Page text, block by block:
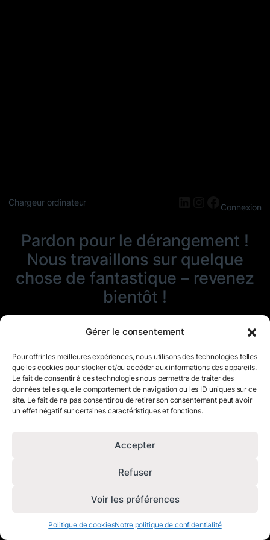
Gérer le consentement
Pour offrir les meilleures expériences, nous utilisons des technologies telles
que les cookies pour stocker et/ou accéder aux informations des appareils.
Le fait de consentir à ces technologies nous permettra de traiter des
données telles que le comportement de navigation ou les ID uniques sur ce
site. Le fait de ne pas consentir ou de retirer son consentement peut avoir
un effet négatif sur certaines caractéristiques et fonctions.
Accepter
Refuser
Voir les préférences
Politique de cookiesNotre politique de confidentialité
Chargeur ordinateur LinkedIn
Instagram
Connexion
Pardon pour le dérangement !
Nous travaillons sur quelque
chose de fantastique – revenez
bientôt !